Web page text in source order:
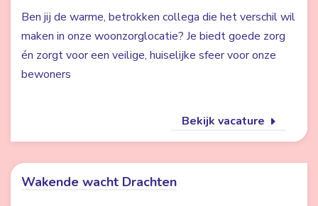
Ben jij de warme, betrokken collega die het verschil wil
maken in onze woonzorglocatie? Je biedt goede zorg
én zorgt voor een veilige, huiselijke sfeer voor onze
bewoners
Bekijk vacature
Wakende wacht Drachten